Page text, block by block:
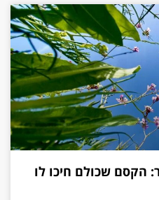
הקסם שכולם חיכו לו